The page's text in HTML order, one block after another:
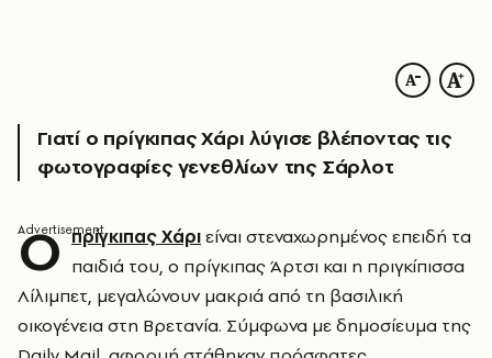
Γιατί ο πρίγκιπας Χάρι λύγισε βλέποντας τις
φωτογραφίες γενεθλίων της Σάρλοτ
Ο πρίγκιπας Χάριείναι στεναχωρημένος επειδή τα
παιδιά του, ο πρίγκιπας Άρτσι και η πριγκίπισσα
Λίλιμπετ, μεγαλώνουν μακριά από τη βασιλική
οικογένεια στη Βρετανία. Σύμφωνα με δημοσίευμα της